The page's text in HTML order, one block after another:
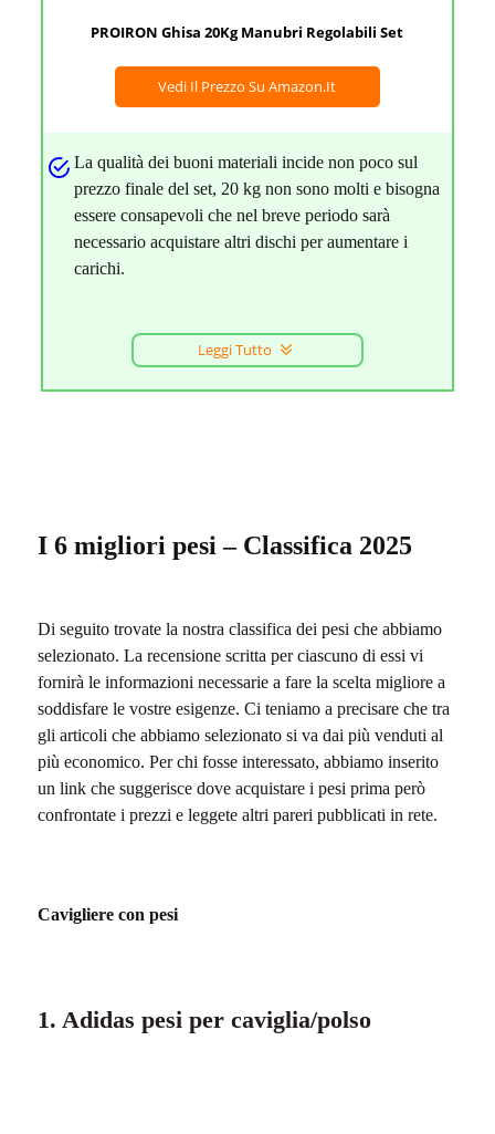
PROIRON Ghisa 20Kg Manubri Regolabili Set
Vedi Il Prezzo Su Amazon.it
La qualità dei buoni materiali incide non poco sul
prezzo finale del set, 20 kg non sono molti e bisogna
essere consapevoli che nel breve periodo sarà
necessario acquistare altri dischi per aumentare i
carichi.
Leggi Tutto
I 6 migliori pesi – Classifica 2025
Di seguito trovate la nostra classifica dei pesi che abbiamo
selezionato. La recensione scritta per ciascuno di essi vi
fornirà le informazioni necessarie a fare la scelta migliore a
soddisfare le vostre esigenze. Ci teniamo a precisare che tra
gli articoli che abbiamo selezionato si va dai più venduti al
più economico. Per chi fosse interessato, abbiamo inserito
un link che suggerisce dove acquistare i pesi prima però
confrontate i prezzi e leggete altri pareri pubblicati in rete.
Cavigliere con pesi
1. Adidas pesi per caviglia/polso